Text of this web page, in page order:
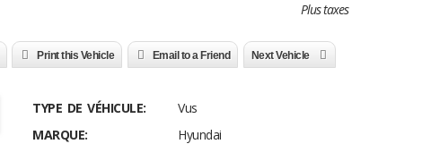
Plus taxes
Print this Vehicle Email to a Friend Next Vehicle
TYPE DE VÉHICULE:
Vus
MARQUE:
Hyundai